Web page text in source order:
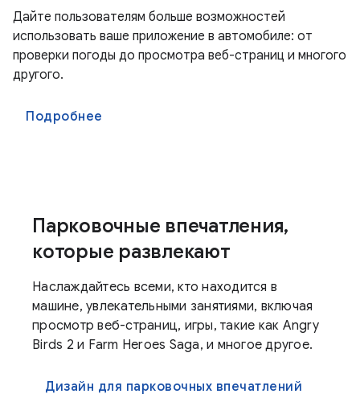
Дайте пользователям больше возможностей
использовать ваше приложение в автомобиле: от
проверки погоды до просмотра веб-страниц и многого
другого.
Подробнее
Парковочные впечатления,
которые развлекают
Наслаждайтесь всеми, кто находится в
машине, увлекательными занятиями, включая
просмотр веб-страниц, игры, такие как Angry
Birds 2 и Farm Heroes Saga, и многое другое.
Дизайн для парковочных впечатлений